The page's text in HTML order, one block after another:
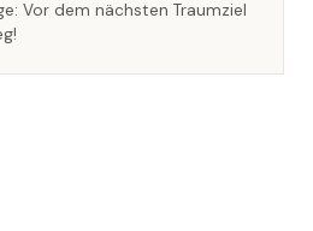
Vor dem nächsten Traumziel